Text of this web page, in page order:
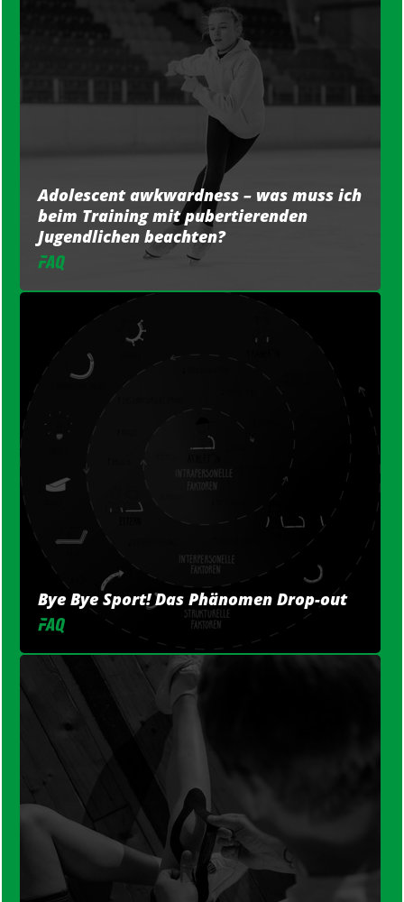
Adolescent awkwardness – was muss ich
beim Training mit pubertierenden
Jugendlichen beachten?
Bye Bye Sport! Das Phänomen Drop-out